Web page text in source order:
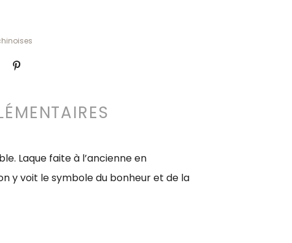
Laque faite à l’ancienne en
y voit le symbole du bonheur et de la